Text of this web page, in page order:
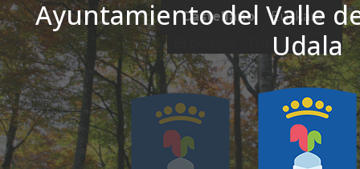
Ayuntamiento del Valle
Udala
Ir al contenido
Castellano
Euskara
El tiempo - Tutiempo.net